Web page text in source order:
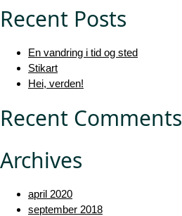
Recent Posts
En vandring i tid og sted
Stikart
Hei, verden!
Recent Comments
Archives
april 2020
september 2018